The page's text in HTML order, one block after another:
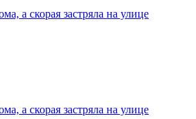
а скорая застряла на улице
а скорая застряла на улице